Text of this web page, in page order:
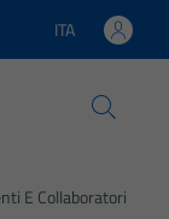
Lingua attiva:
ITA
E Collaboratori